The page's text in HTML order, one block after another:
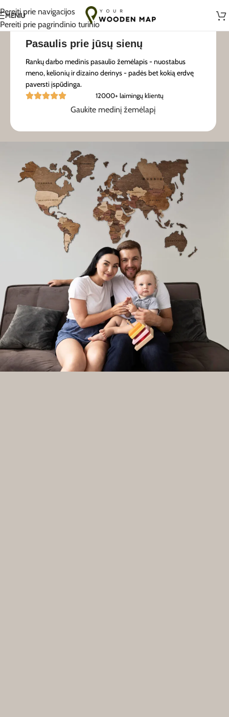
Pereiti prie navigacijos
Pereiti prie pagrindinio turinio
Rankų darbo su meile Lietuvoje
MENIU
Pasaulis prie jūsų sienų
Rankų darbo medinis pasaulio žemėlapis - nuostabus
meno, kelionių ir dizaino derinys - padės bet kokią erdvę
paversti įspūdinga.
12000+ laimingų klientų
Gaukite medinį žemėlapį